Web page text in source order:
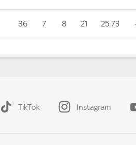
36 7 8 21 25:73
TikTok Instagram